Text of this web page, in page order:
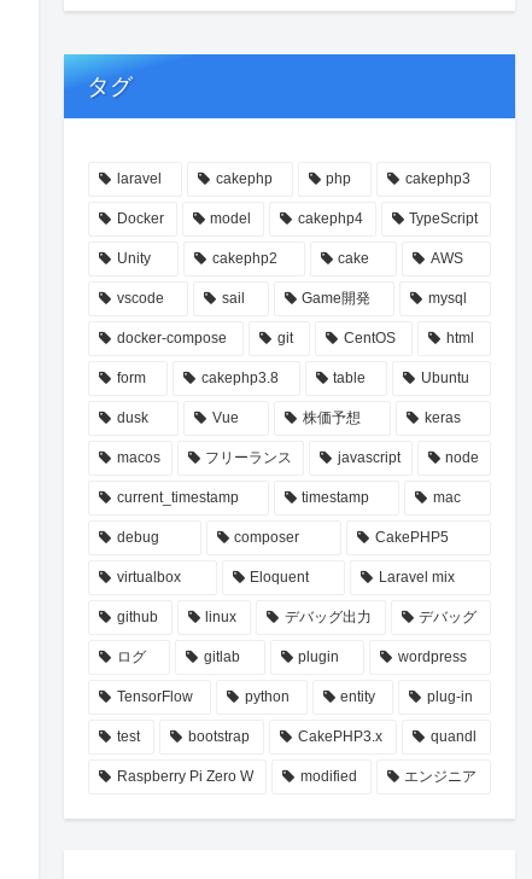
タグ
laravel cakephp php cakephp3
Docker model cakephp4 TypeScript
Unity cakephp2 cake AWS
vscode sail Game開発 mysql
docker-compose git CentOS html
form cakephp3.8 table Ubuntu
dusk Vue 株価予想 keras
macos フリーランス javascript node
current_timestamp timestamp mac
debug composer CakePHP5
virtualbox Eloquent Laravel mix
github linux デバッグ出力 デバッグ
ログ gitlab plugin wordpress
TensorFlow python entity plug-in
test bootstrap CakePHP3.x quandl
Raspberry Pi Zero W modified エンジニア